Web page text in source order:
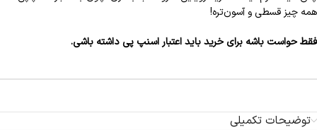
همه چیز قسطی و آسون‌تره!
فقط حواست باشه برای خرید باید اعتبار اسنپ پی داشته باشی.
توضیحات تکمیلی